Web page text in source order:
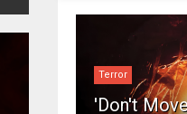
Terror
'Don't